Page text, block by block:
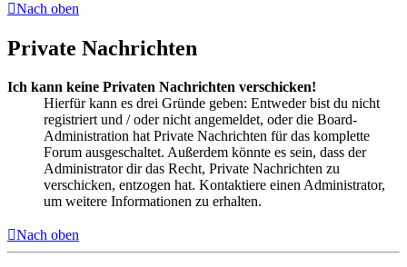
Nach oben
Private Nachrichten
Ich kann keine Privaten Nachrichten verschicken!
Hierfür kann es drei Gründe geben: Entweder bist du nicht
registriert und / oder nicht angemeldet, oder die Board-
Administration hat Private Nachrichten für das komplette
Forum ausgeschaltet. Außerdem könnte es sein, dass der
Administrator dir das Recht, Private Nachrichten zu
verschicken, entzogen hat. Kontaktiere einen Administrator,
um weitere Informationen zu erhalten.
Nach oben